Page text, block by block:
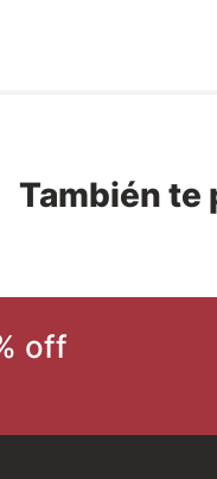
También te
off